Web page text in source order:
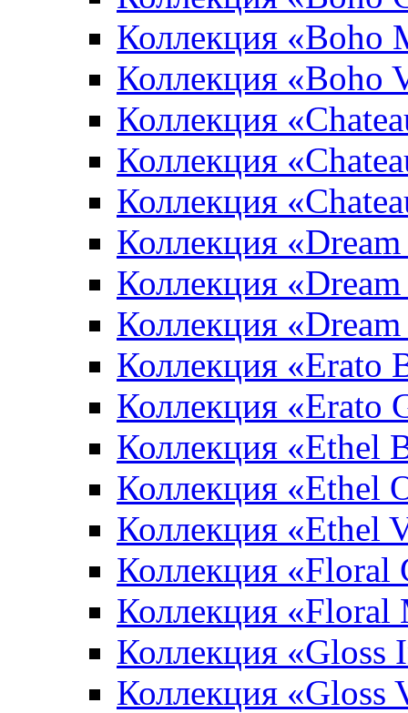
Коллекция «Boho
Коллекция «Boho
Коллекция
Коллекция
Коллекция
Коллекция
Коллекция
Коллекция
Коллекция «Erato
Коллекция «Erato
Коллекция «Ethel
Коллекция «Ethel
Коллекция «Ethel
Коллекция «Floral
Коллекция «Floral
Коллекция «Gloss
Коллекция «Gloss